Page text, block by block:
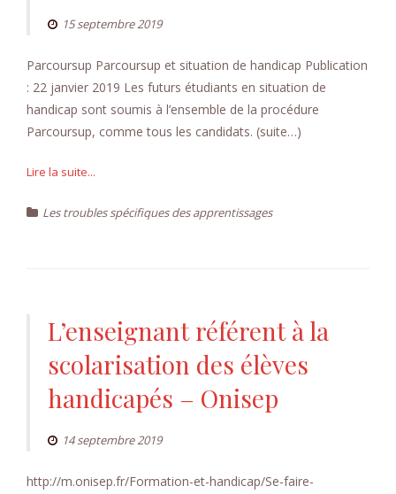
15 septembre 2019
Parcoursup Parcoursup et situation de handicap Publication
: 22 janvier 2019 Les futurs étudiants en situation de
handicap sont soumis à l’ensemble de la procédure
Parcoursup, comme tous les candidats. (suite…)
Lire la suite...
Les troubles spécifiques des apprentissages
L’enseignant référent à la
scolarisation des élèves
handicapés – Onisep
14 septembre 2019
http://m.onisep.fr/Formation-et-handicap/Se-faire-